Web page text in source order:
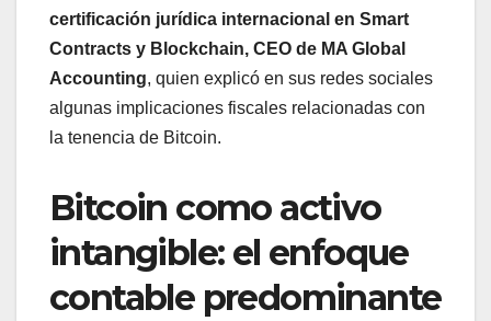
certificación jurídica internacional en Smart
Contracts y Blockchain, CEO de MA Global
Accounting, quien explicó en sus redes sociales
algunas implicaciones fiscales relacionadas con
la tenencia de Bitcoin.
Bitcoin como activo
intangible: el enfoque
contable predominante